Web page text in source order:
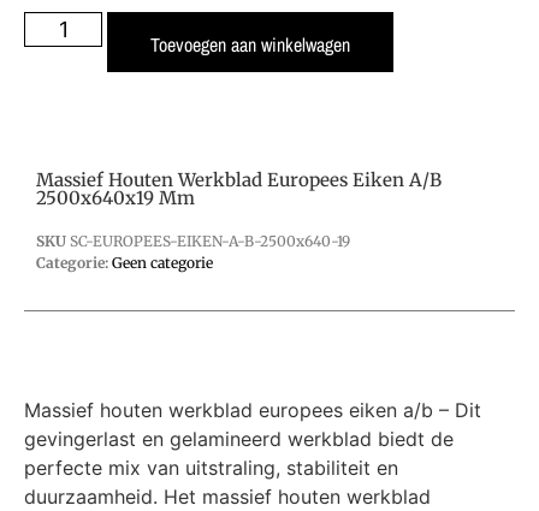
Toevoegen aan winkelwagen
Massief Houten Werkblad Europees Eiken A/B
2500x640x19 Mm
SKU SC-EUROPEES-EIKEN-A-B-2500x640-19
Categorie: Geen categorie
Massief houten werkblad europees eiken a/b – Dit
gevingerlast en gelamineerd werkblad biedt de
perfecte mix van uitstraling, stabiliteit en
duurzaamheid. Het massief houten werkblad